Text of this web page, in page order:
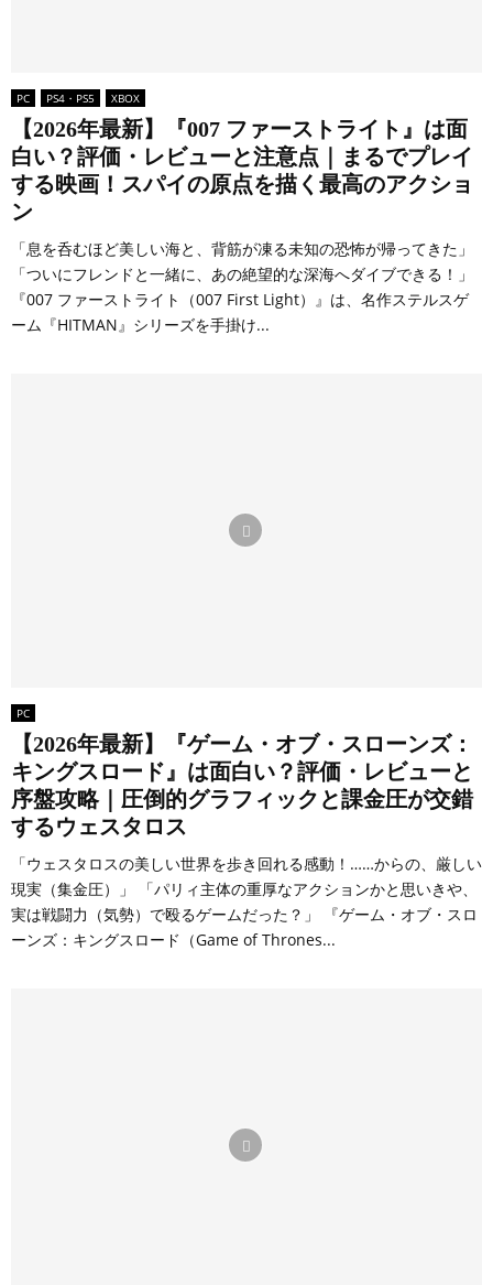
PC PS4・PS5 XBOX
【2026年最新】『007 ファーストライト』は面
白い？評価・レビューと注意点｜まるでプレイ
する映画！スパイの原点を描く最高のアクショ
ン
「息を呑むほど美しい海と、背筋が凍る未知の恐怖が帰ってきた」
「ついにフレンドと一緒に、あの絶望的な深海へダイブできる！」
『007 ファーストライト（007 First Light）』は、名作ステルスゲ
ーム『HITMAN』シリーズを手掛け...
PC
【2026年最新】『ゲーム・オブ・スローンズ：
キングスロード』は面白い？評価・レビューと
序盤攻略｜圧倒的グラフィックと課金圧が交錯
するウェスタロス
「ウェスタロスの美しい世界を歩き回れる感動！……からの、厳しい
現実（集金圧）」 「パリィ主体の重厚なアクションかと思いきや、
実は戦闘力（気勢）で殴るゲームだった？」 『ゲーム・オブ・スロ
ーンズ：キングスロード（Game of Thrones...